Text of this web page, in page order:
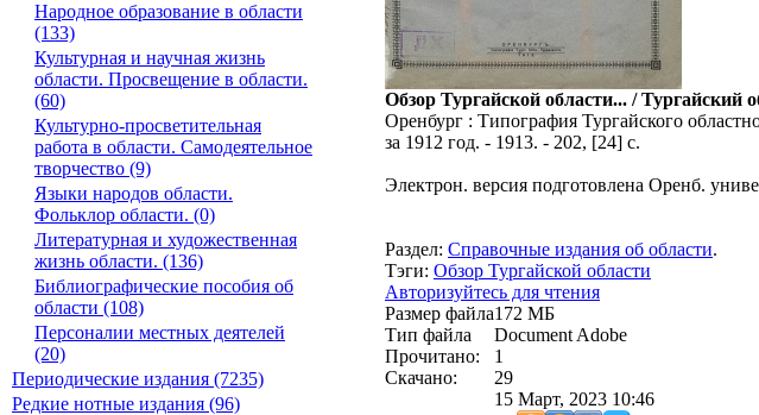
Народное образование в области
(133)
Культурная и научная жизнь
области. Просвещение в области.
(60)
Культурно-просветительная
работа в области. Самодеятельное
творчество (9)
Языки народов области.
Фольклор области. (0)
Литературная и художественная
жизнь области. (136)
Библиографические пособия об
области (108)
Персоналии местных деятелей
(20)
Периодические издания (7235)
Редкие нотные издания (96)
Обзор Тургайской области... / Тургайский
Оренбург : Типография Тургайского
за 1912 год. - 1913. - 202, [24] с.
Электрон. версия подготовлена Оренб.
Раздел: Справочные издания об области.
Тэги: Обзор Тургайской области
Авторизуйтесь для чтения
Размер файла172 МБ
Тип файла
Document Adobe
Прочитано:
1
Скачано:
29
15 Март, 2023 10:46